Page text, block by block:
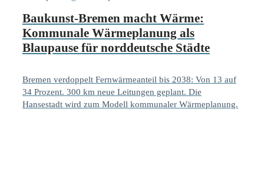
Baukunst-Bremen macht Wärme:
Kommunale Wärmeplanung als
Blaupause für norddeutsche Städte
Bremen verdoppelt Fernwärmeanteil bis 2038: Von 13 auf
34 Prozent. 300 km neue Leitungen geplant. Die
Hansestadt wird zum Modell kommunaler Wärmeplanung.